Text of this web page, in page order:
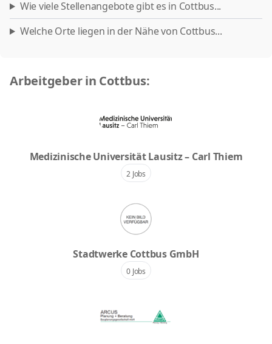
Wie viele Stellenangebote gibt es in Cottbus...
Welche Orte liegen in der Nähe von Cottbus...
Arbeitgeber in Cottbus:
Medizinische Universität Lausitz – Carl Thiem
2 Jobs
Stadtwerke Cottbus GmbH
0 Jobs